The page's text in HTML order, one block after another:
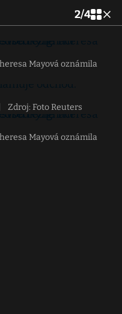
2/4
Mayová oznámila
Zdroj: Foto Reuters
Mayová oznámila